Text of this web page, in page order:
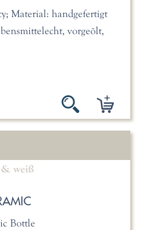
Material: handgefertigt
vorgeölt,
Bottle